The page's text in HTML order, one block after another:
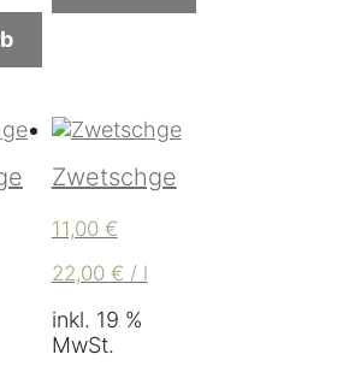
Zwetschge
11,00 €
22,00 € / l
inkl. 19 %
MwSt.